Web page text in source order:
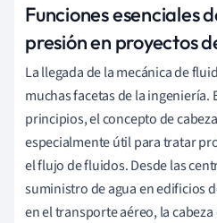
Funciones esenciales
presión en proyectos
La llegada de la mecánica de
muchas facetas de la ingeniería.
principios, el concepto de
especialmente útil para tratar
el flujo de fluidos. Desde las
suministro de agua en edificios
en el transporte aéreo, la